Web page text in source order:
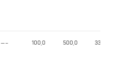
—– 100,0 500,0 337,52